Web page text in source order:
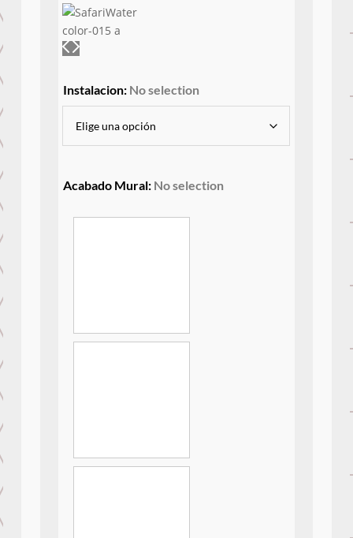
Instalacion: No selection
Acabado Mural: No selection